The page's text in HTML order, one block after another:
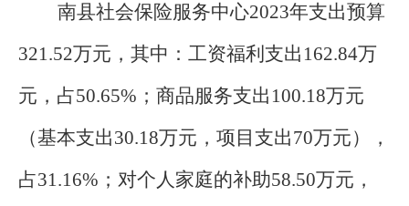
南县社会保险服务中心2023年支出预算
321.52万元，其中：工资福利支出 162.84万
元，占50.65% ；商品服务支出 100.18万元
（基本支出30.18万元，项目支出70万元），
占31.16% ；对个人家庭的补助58.50万元，